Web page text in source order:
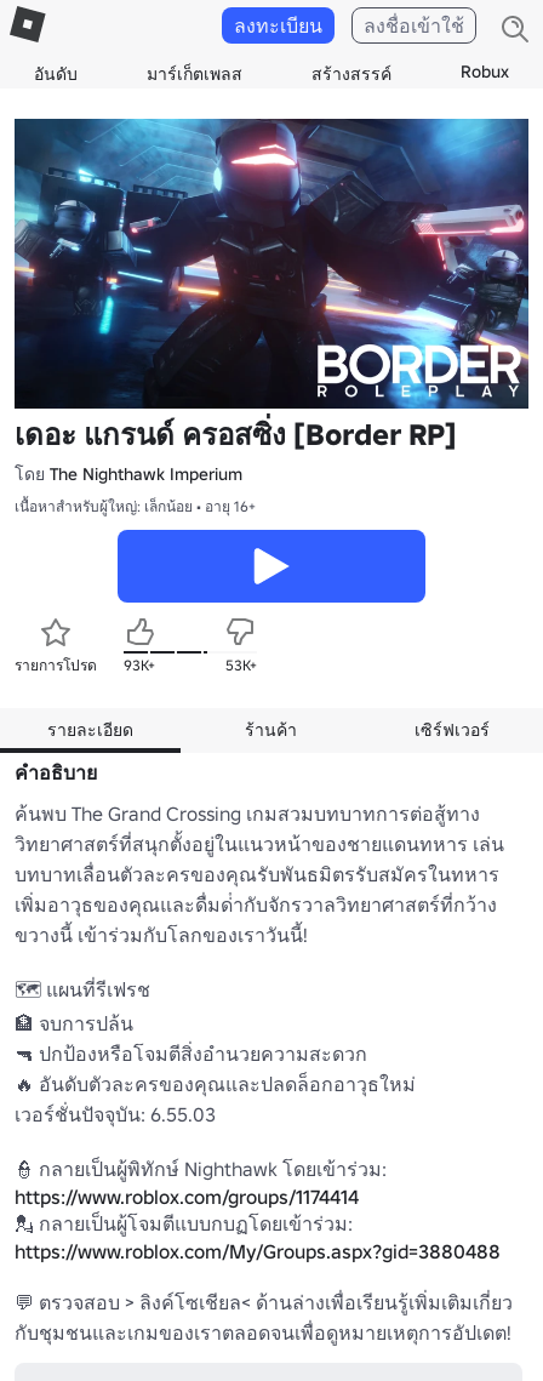
อันดับ มาร์เก็ตเพลส สร้างสรรค์ Robux
ลงทะเบียน ลงชื่อเข้าใช้
เดอะ แกรนด์ ครอสซิ่ง [Border RP]
โดย The Nighthawk Imperium
เนื้อหาสำหรับผู้ใหญ่: เล็กน้อย • อายุ 16+
รายการโปรด 93K+ 53K+
รายละเอียด ร้านค้า เซิร์ฟเวอร์
คำอธิบาย
ค้นพบ The Grand Crossing เกมสวมบทบาทการต่อสู้ทาง
วิทยาศาสตร์ที่สนุกตั้งอยู่ในแนวหน้าของชายแดนทหาร เล่น
บทบาทเลื่อนตัวละครของคุณรับพันธมิตรรับสมัครในทหาร
เพิ่มอาวุธของคุณและดื่มด่ํากับจักรวาลวิทยาศาสตร์ที่กว้าง
ขวางนี้ เข้าร่วมกับโลกของเราวันนี้!
🗺️ แผนที่รีเฟรช
🏦 จบการปล้น
🔫 ปกป้องหรือโจมตีสิ่งอํานวยความสะดวก
🔥 อันดับตัวละครของคุณและปลดล็อกอาวุธใหม่
เวอร์ชั่นปัจจุบัน: 6.55.03
https://www.roblox.com/groups/1174414
https://www.roblox.com/My/Groups.aspx?gid=3880488
💬 ตรวจสอบ > ลิงค์โซเชียล< ด้านล่างเพื่อเรียนรู้เพิ่มเติมเกี่ยว
กับชุมชนและเกมของเราตลอดจนเพื่อดูหมายเหตุการอัปเดต!